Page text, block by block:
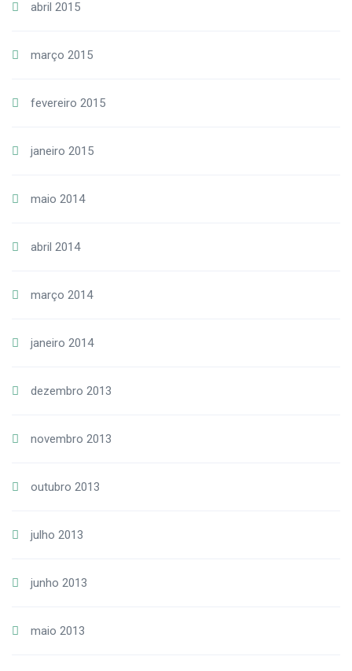
abril 2015
março 2015
fevereiro 2015
janeiro 2015
maio 2014
abril 2014
março 2014
janeiro 2014
dezembro 2013
novembro 2013
outubro 2013
julho 2013
junho 2013
maio 2013